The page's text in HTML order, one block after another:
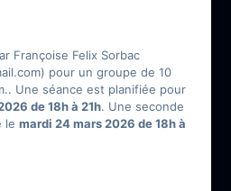
Françoise Felix Sorbac
pour un groupe de 10
Une séance est planifiée pour
de 18h à 21h. Une seconde
le mardi 24 mars 2026 de 18h à